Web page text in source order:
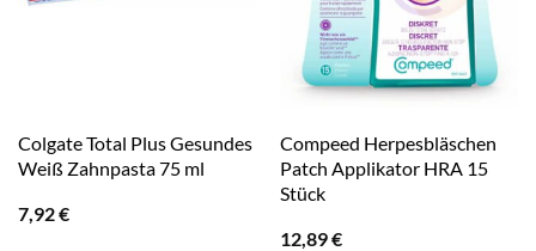
Colgate Total Plus Gesundes
Weiß Zahnpasta 75 ml
7,92€
Compeed Herpesbläschen
Patch Applikator HRA 15
Stück
12,89€